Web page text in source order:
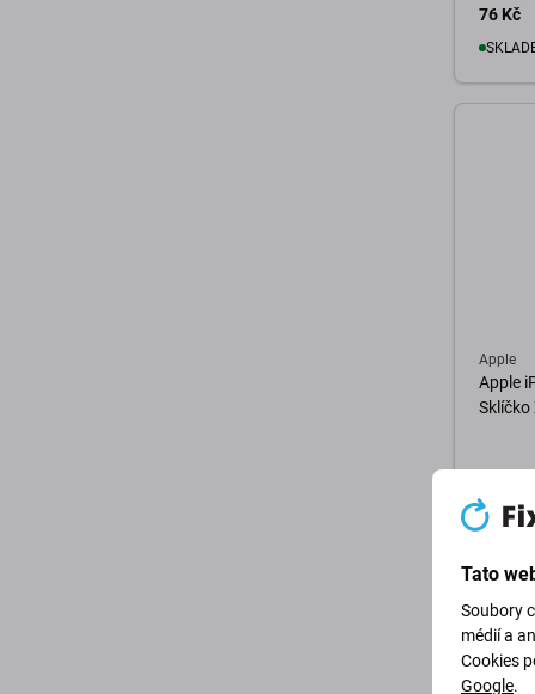
76 Kč
Apple
Apple
Sklíčko
Tato
Soubory
médií a
Cookies
Google.